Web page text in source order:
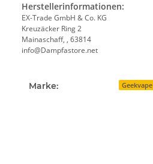
Herstellerinformationen:
EX-Trade GmbH & Co. KG
Kreuzäcker Ring 2
Mainaschaff, , 63814
info@Dampfastore.net
Marke: Geekvape